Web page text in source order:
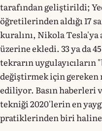
tarafından geliştirildi;
öğretilerinden aldığı 17
kuralını, Nikola
üzerine ekledi. 33 ya da
tekrarın
değiştirmek için
ediliyor. Basın
tekniği 2020'lerin en
pratiklerinden biri